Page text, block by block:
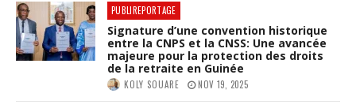
PUBLIREPORTAGE
Signature d’une convention historique
entre la CNPS et la CNSS: Une avancée
majeure pour la protection des droits
de la retraite en Guinée
KOLY SOUARE NOV 19, 2025